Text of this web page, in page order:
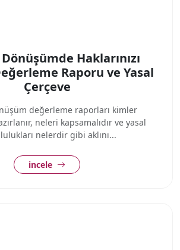
Haklarınızı
Raporu ve Yasal
Çerçeve
değerleme raporları kimler
neleri kapsamalıdır ve yasal
nelerdir gibi aklını...
incele